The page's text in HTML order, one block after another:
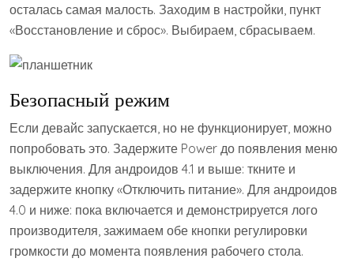
осталась самая малость. Заходим в настройки, пункт
«Восстановление и сброс». Выбираем, сбрасываем.
Безопасный режим
Если девайс запускается, но не функционирует, можно
попробовать это. Задержите Power до появления меню
выключения. Для андроидов 4.1 и выше: ткните и
задержите кнопку «Отключить питание». Для андроидов
4.0 и ниже: пока включается и демонстрируется лого
производителя, зажимаем обе кнопки регулировки
громкости до момента появления рабочего стола.